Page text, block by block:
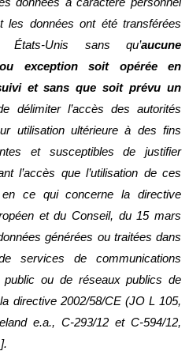
les données ont été transférées
Unis sans qu’aucune
exception soit opérée en
et sans que soit prévu un
délimiter l’accès des autorités
utilisation ultérieure à des fins
et susceptibles de justifier
l’accès que l’utilisation de ces
ce qui concerne la directive
et du Conseil, du 15 mars
générées ou traitées dans
services de communications
public ou de réseaux publics de
directive 2002/58/CE (JO L 105,
e.a., C‑293/12 et C‑594/12,